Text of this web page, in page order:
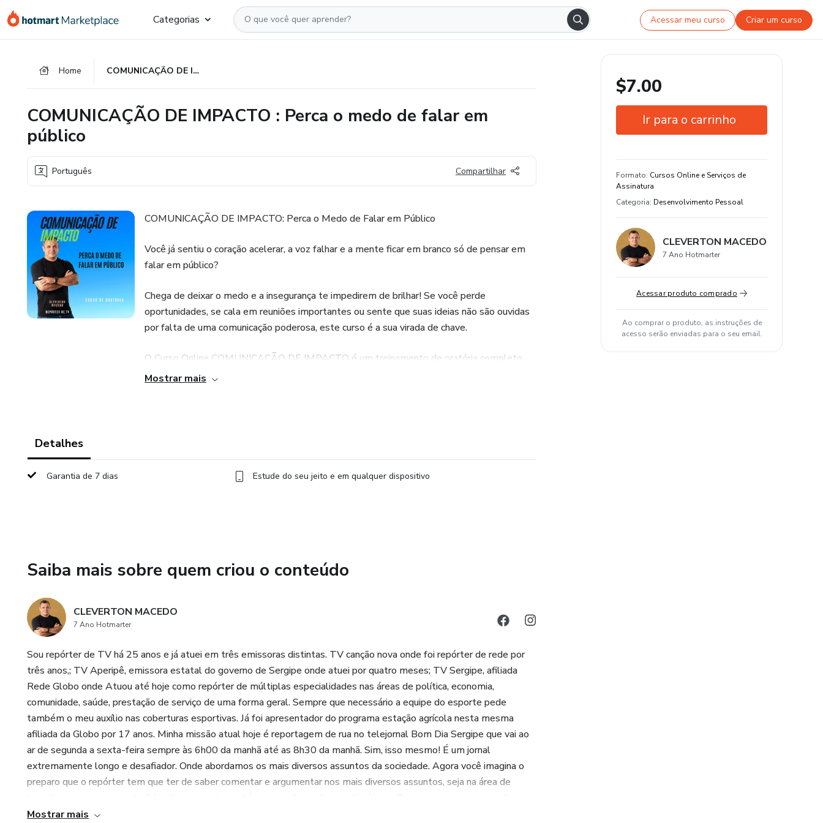
para
para
para
Categorias Acessar meu curso Criar um curso
Home COMUNICAÇÃO DE IMPACTO : Perca o medo de falar em público
COMUNICAÇÃO DE IMPACTO : Perca o medo de falar em
público
Português Compartilhar
COMUNICAÇÃO DE IMPACTO: Perca o Medo de Falar em Público
Você já sentiu o coração acelerar, a voz falhar e a mente ficar em branco só de pensar em
falar em público?
Chega de deixar o medo e a insegurança te impedirem de brilhar! Se você perde
oportunidades, se cala em reuniões importantes ou sente que suas ideias não são ouvidas
por falta de uma comunicação poderosa, este curso é a sua virada de chave.
O Curso Online COMUNICAÇÃO DE IMPACTO é um treinamento de oratória completo,
desenhado para transformar a sua relação com o público, seja ele uma plateia, uma sala de
Estrutura de Apresentação Matadora: Descubra o passo a passo para planejar e estruturar
discursos claros, envolventes e que realmente prendem a atenção do seu ouvinte do início
Comunicação Persuasiva: Desenvolva a capacidade de defender suas ideias, influenciar
Improviso Sem Medo: Ganhe a agilidade mental necessária para responder a perguntas
difíceis e se sair bem em situações inesperadas, sem entrar em pânico.
Para quem é este curso?
Este curso é ideal para você que:
É profissional e precisa se destacar em reuniões, pitches e apresentações.
Mostrar mais
Detalhes
Garantia de 7 dias Estude do seu jeito e em qualquer dispositivo
Saiba mais sobre quem criou o conteúdo
CLEVERTON MACEDO
7 Ano Hotmarter
Sou repórter de TV há 25 anos e já atuei em três emissoras distintas. TV canção nova onde foi repórter de rede por
três anos,; TV Aperipê, emissora estatal do governo de Sergipe onde atuei por quatro meses; TV Sergipe, afiliada
Rede Globo onde Atuou até hoje como repórter de múltiplas especialidades nas áreas de política, economia,
comunidade, saúde, prestação de serviço de uma forma geral. Sempre que necessário a equipe do esporte pede
também o meu auxílio nas coberturas esportivas. Já foi apresentador do programa estação agrícola nesta mesma
afiliada da Globo por 17 anos. Minha missão atual hoje é reportagem de rua no telejornal Bom Dia Sergipe que vai ao
ar de segunda a sexta-feira sempre às 6h00 da manhã até as 8h30 da manhã. Sim, isso mesmo! É um jornal
extremamente longo e desafiador. Onde abordamos os mais diversos assuntos da sociedade. Agora você imagina o
preparo que o repórter tem que ter de saber comentar e argumentar nos mais diversos assuntos, seja na área de
temos que estar atualizados e quanto mais informações eu consigo absorver mais fácil se torna minha participação ao
Mostrar mais
$7.00
Ir para o carrinho
Estude do seu jeito e em qualquer
dispositivo
Formato: Cursos Online e Serviços de
Assinatura
Categoria: Desenvolvimento Pessoal
CLEVERTON MACEDO
7 Ano Hotmarter
Acessar produto comprado
Ao comprar o produto, as instruções de
acesso serão enviadas para o seu email.